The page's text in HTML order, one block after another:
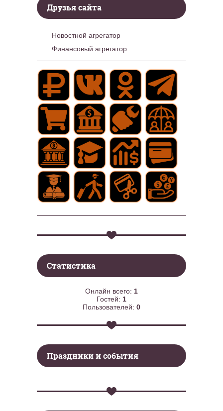
Друзья сайта
Новостной агрегатор
Финансовый агрегатор
Статистика
Онлайн всего: 1
Гостей: 1
Пользователей: 0
Праздники и события